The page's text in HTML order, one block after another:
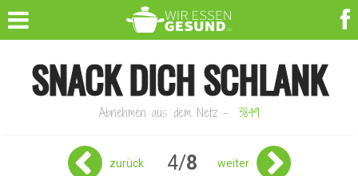
SNACK DICH SCHLANK
Abnehmen aus dem Netz - 3849
zurück 4/8 weiter